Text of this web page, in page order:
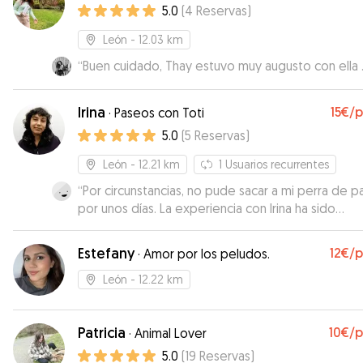
5.0 (4 Reservas)
León - 12.03 km
“Buen cuidado, Thay estuvo muy augusto con ella .
Irina · Paseos con Toti 15€/
5.0 (5 Reservas)
León - 12.21 km 1 Usuarios recurrentes
“Por circunstancias, no pude sacar a mi perra de
por unos días. La experiencia con Irina ha sido
estupenda. Se ha encargado de unos paseos
tranquilos, además de todos los mimos del mundo.
perra se encariño con ella y su perrito desde el
uno y se iba muy contenta con ellos. Por cierto, yo
de unos vídeos supergeniales!!!. Repetiremos, sin
duda.”
Estefany· Amor por los peludos. 12€/
León - 12.22 km
Patricia · Animal Lover 10€/
5.0 (19 Reservas)